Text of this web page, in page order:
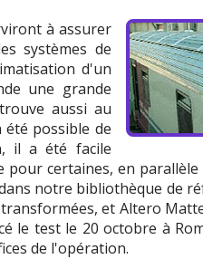
à assurer
systèmes de
d'un
une grande
aussi au
possible de
il a été facile
pour certaines, en
notre bibliothèque de
et Altero
le test le 20 octobre à
de l'opération.